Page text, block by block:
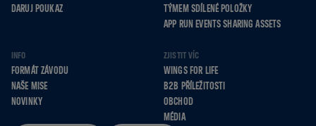
DARUJ POUKAZ
TÝMEM SDÍLENÉ POLOŽKY
APP RUN EVENTS SHARING ASSETS
INFO
FORMÁT ZÁVODU
NAŠE MISE
NOVINKY
ZJISTIT VÍC
WINGS FOR LIFE
B2B PŘÍLEŽITOSTI
OBCHOD
MÉDIA